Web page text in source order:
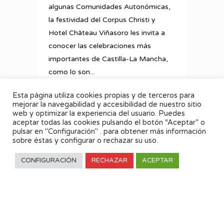
algunas Comunidades Autonómicas,
la festividad del Corpus Christi y
Hotel Château Viñasoro les invita a
conocer las celebraciones más
importantes de Castilla-La Mancha,
como lo son...
READ MORE
Esta página utiliza cookies propias y de terceros para
mejorar la navegabilidad y accesibilidad de nuestro sitio
web y optimizar la experiencia del usuario. Puedes
aceptar todas las cookies pulsando el botón “Aceptar” o
pulsar en "Configuración" . para obtener más información
sobre éstas y configurar o rechazar su uso.
CONFIGURACIÓN RECHAZAR ACEPTAR